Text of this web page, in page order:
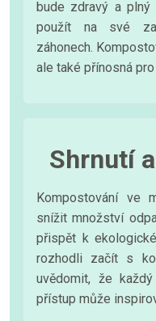
bude zdravý a plný
použít na své
záhonech.
ale také přínosná
Shrnutí
Kompostování ve
snížit množství
přispět k
rozhodli začít s
uvědomit, že
přístup může